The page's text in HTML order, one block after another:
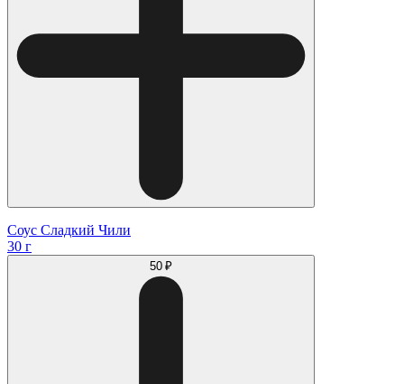
Соус Сладкий Чили
30 г
50 ₽